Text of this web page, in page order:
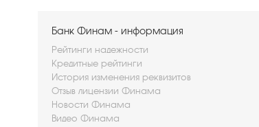
Банк Финам - информация
Рейтинги надежности
Кредитные рейтинги
История изменения реквизитов
Отзыв лицензии Финама
Новости Финама
Видео Финама